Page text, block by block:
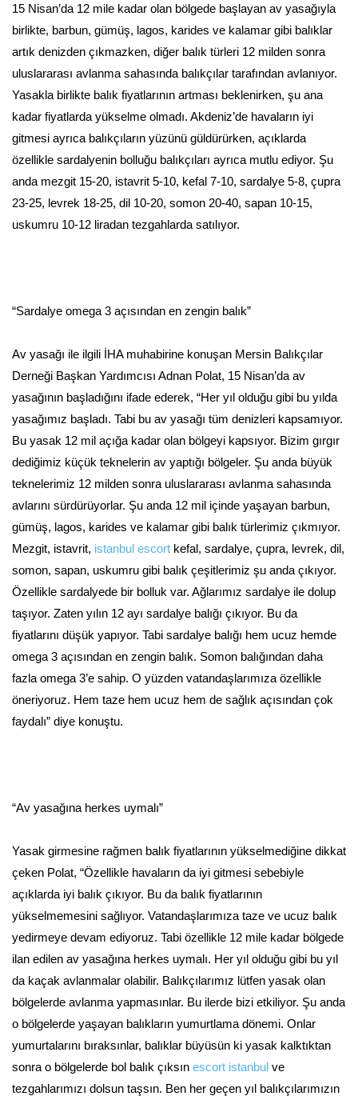
15 Nisan’da 12 mile kadar olan bölgede başlayan av yasağıyla
birlikte, barbun, gümüş, lagos, karides ve kalamar gibi balıklar
artık denizden çıkmazken, diğer balık türleri 12 milden sonra
uluslararası avlanma sahasında balıkçılar tarafından avlanıyor.
Yasakla birlikte balık fiyatlarının artması beklenirken, şu ana
kadar fiyatlarda yükselme olmadı. Akdeniz’de havaların iyi
gitmesi ayrıca balıkçıların yüzünü güldürürken, açıklarda
özellikle sardalyenin bolluğu balıkçıları ayrıca mutlu ediyor. Şu
anda mezgit 15-20, istavrit 5-10, kefal 7-10, sardalye 5-8, çupra
23-25, levrek 18-25, dil 10-20, somon 20-40, sapan 10-15,
uskumru 10-12 liradan tezgahlarda satılıyor.
“Sardalye omega 3 açısından en zengin balık”
Av yasağı ile ilgili İHA muhabirine konuşan Mersin Balıkçılar
Derneği Başkan Yardımcısı Adnan Polat, 15 Nisan’da av
yasağının başladığını ifade ederek, “Her yıl olduğu gibi bu yılda
yasağımız başladı. Tabi bu av yasağı tüm denizleri kapsamıyor.
Bu yasak 12 mil açığa kadar olan bölgeyi kapsıyor. Bizim gırgır
dediğimiz küçük teknelerin av yaptığı bölgeler. Şu anda büyük
teknelerimiz 12 milden sonra uluslararası avlanma sahasında
avlarını sürdürüyorlar. Şu anda 12 mil içinde yaşayan barbun,
gümüş, lagos, karides ve kalamar gibi balık türlerimiz çıkmıyor.
Mezgit, istavrit, istanbul escort kefal, sardalye, çupra, levrek, dil,
somon, sapan, uskumru gibi balık çeşitlerimiz şu anda çıkıyor.
Özellikle sardalyede bir bolluk var. Ağlarımız sardalye ile dolup
taşıyor. Zaten yılın 12 ayı sardalye balığı çıkıyor. Bu da
fiyatlarını düşük yapıyor. Tabi sardalye balığı hem ucuz hemde
omega 3 açısından en zengin balık. Somon balığından daha
fazla omega 3’e sahip. O yüzden vatandaşlarımıza özellikle
öneriyoruz. Hem taze hem ucuz hem de sağlık açısından çok
faydalı” diye konuştu.
“Av yasağına herkes uymalı”
Yasak girmesine rağmen balık fiyatlarının yükselmediğine dikkat
çeken Polat, “Özellikle havaların da iyi gitmesi sebebiyle
açıklarda iyi balık çıkıyor. Bu da balık fiyatlarının
yükselmemesini sağlıyor. Vatandaşlarımıza taze ve ucuz balık
yedirmeye devam ediyoruz. Tabi özellikle 12 mile kadar bölgede
ilan edilen av yasağına herkes uymalı. Her yıl olduğu gibi bu yıl
da kaçak avlanmalar olabilir. Balıkçılarımız lütfen yasak olan
bölgelerde avlanma yapmasınlar. Bu ilerde bizi etkiliyor. Şu anda
o bölgelerde yaşayan balıkların yumurtlama dönemi. Onlar
yumurtalarını bıraksınlar, balıklar büyüsün ki yasak kalktıktan
sonra o bölgelerde bol balık çıksın escort istanbul ve
tezgahlarımızı dolsun taşsın. Ben her geçen yıl balıkçılarımızın